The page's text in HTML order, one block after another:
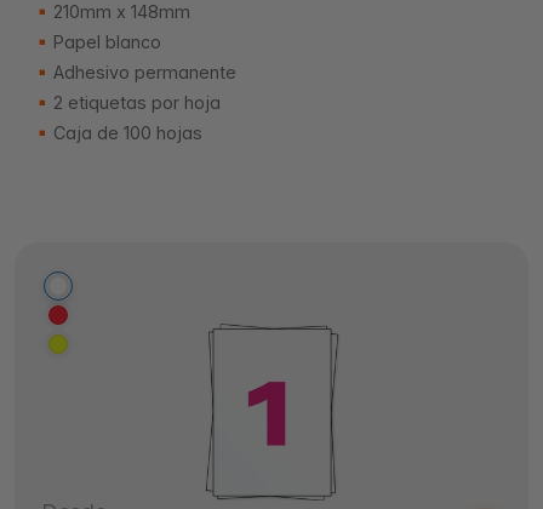
210mm x 148mm
Papel blanco
Adhesivo permanente
2 etiquetas por hoja
Caja de 100 hojas